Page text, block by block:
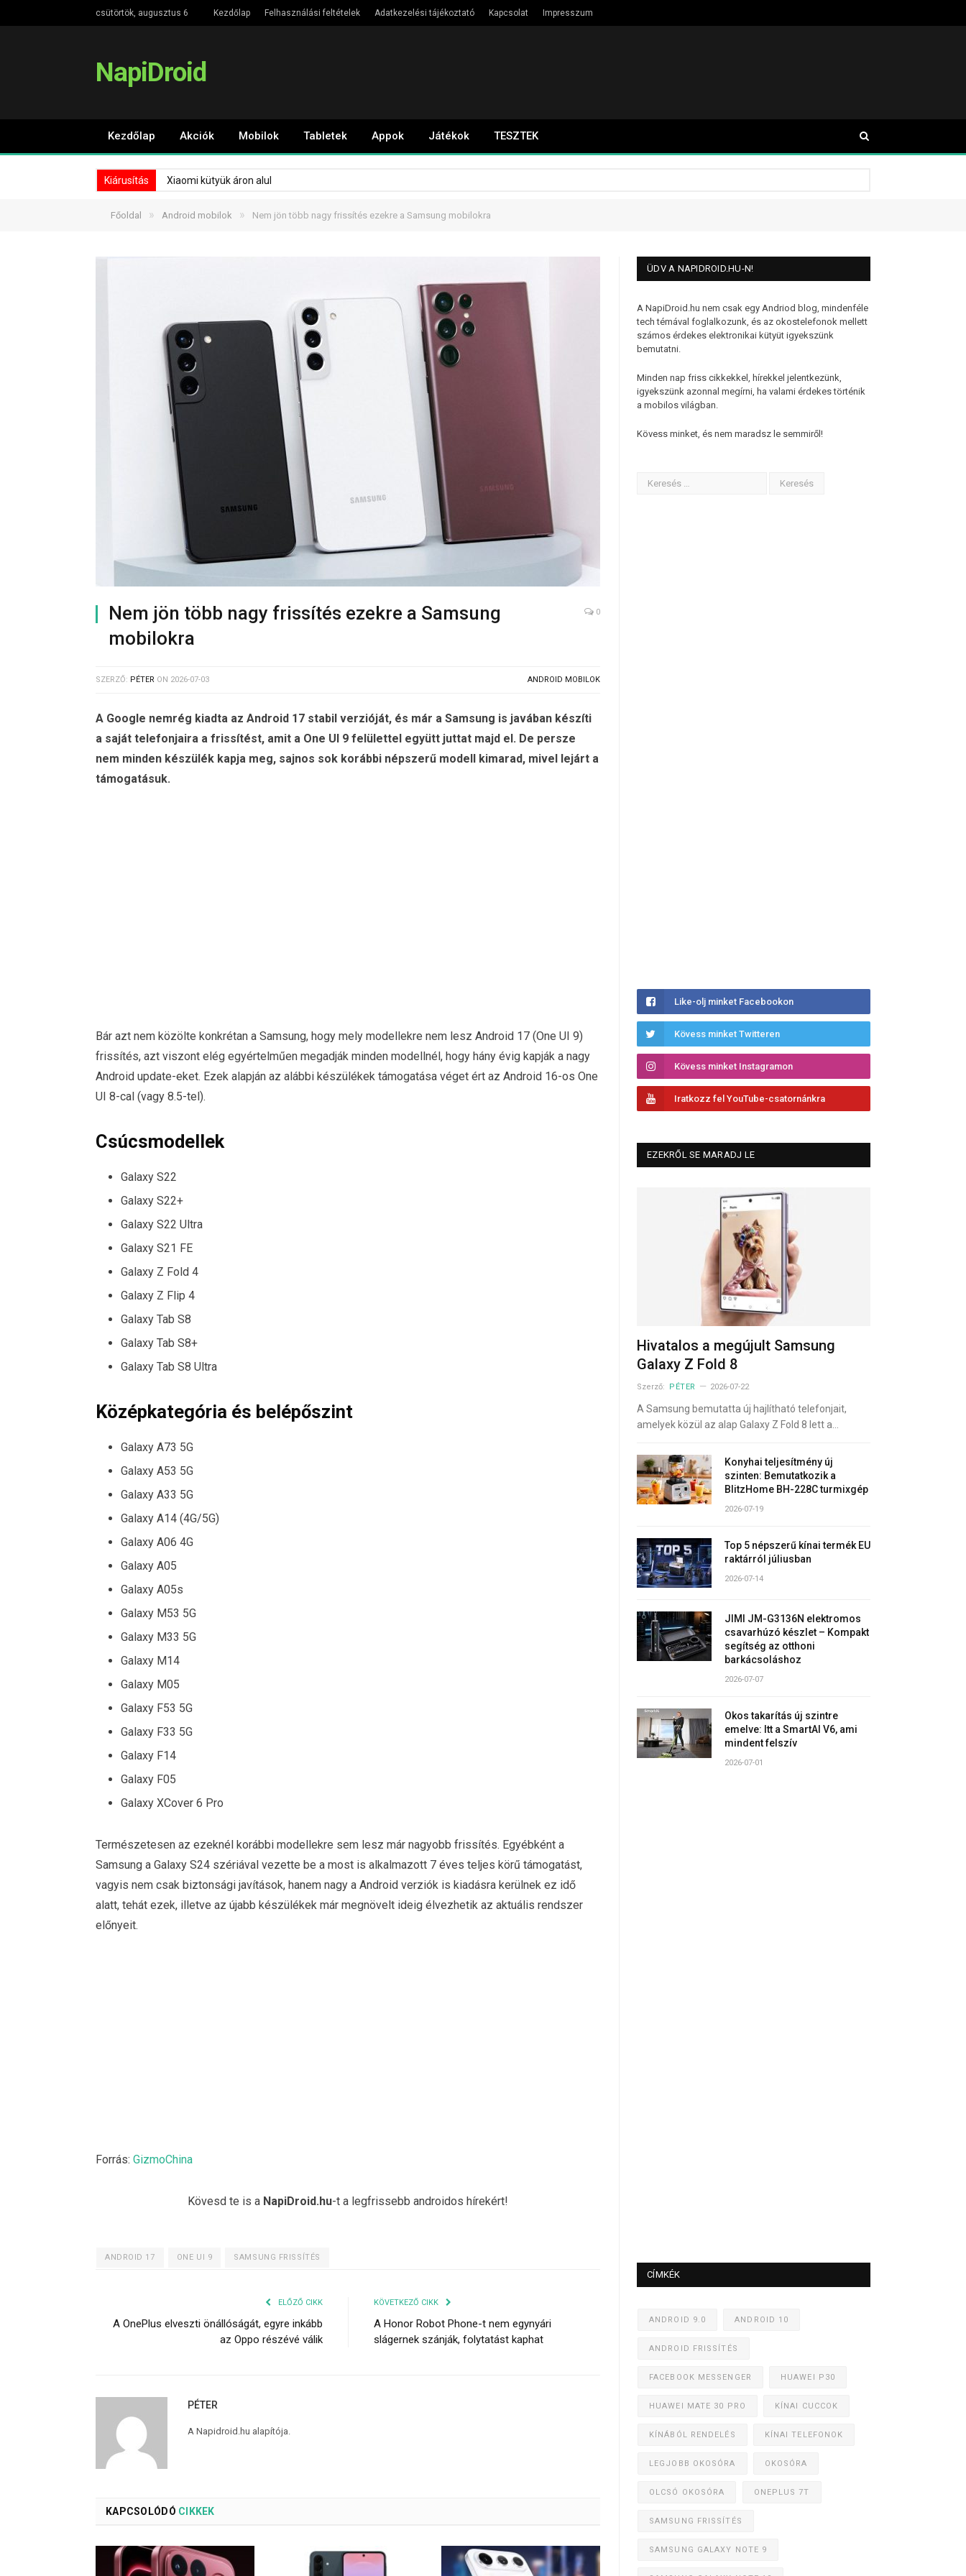
csütörtök, augusztus 6 Kezdőlap Felhasználási feltételek Adatkezelési tájékoztató Kapcsolat Impresszum
NapiDroid
Kezdőlap Akciók Mobilok Tabletek Appok Játékok TESZTEK
Kiárusítás Xiaomi kütyük áron alul
Főoldal » Android mobilok » Nem jön több nagy frissítés ezekre a Samsung mobilokra
Nem jön több nagy frissítés ezekre a Samsung
mobilokra
0
SZERZŐ: PÉTER ON 2026-07-03 ANDROID MOBILOK
A Google nemrég kiadta az Android 17 stabil verzióját, és már a Samsung is javában készíti
a saját telefonjaira a frissítést, amit a One UI 9 felülettel együtt juttat majd el. De persze
nem minden készülék kapja meg, sajnos sok korábbi népszerű modell kimarad, mivel lejárt a
támogatásuk.
Bár azt nem közölte konkrétan a Samsung, hogy mely modellekre nem lesz Android 17 (One UI 9)
frissítés, azt viszont elég egyértelműen megadják minden modellnél, hogy hány évig kapják a nagy
Android update-eket. Ezek alapján az alábbi készülékek támogatása véget ért az Android 16-os One
UI 8-cal (vagy 8.5-tel).
Csúcsmodellek
Galaxy S22
Galaxy S22+
Galaxy S22 Ultra
Galaxy S21 FE
Galaxy Z Fold 4
Galaxy Z Flip 4
Galaxy Tab S8
Galaxy Tab S8+
Galaxy Tab S8 Ultra
Középkategória és belépőszint
Galaxy A73 5G
Galaxy A53 5G
Galaxy A33 5G
Galaxy A14 (4G/5G)
Galaxy A06 4G
Galaxy A05
Galaxy A05s
Galaxy M53 5G
Galaxy M33 5G
Galaxy M14
Galaxy M05
Galaxy F53 5G
Galaxy F33 5G
Galaxy F14
Galaxy F05
Galaxy XCover 6 Pro
Természetesen az ezeknél korábbi modellekre sem lesz már nagyobb frissítés. Egyébként a
Samsung a Galaxy S24 szériával vezette be a most is alkalmazott 7 éves teljes körű támogatást,
vagyis nem csak biztonsági javítások, hanem nagy a Android verziók is kiadásra kerülnek ez idő
alatt, tehát ezek, illetve az újabb készülékek már megnövelt ideig élvezhetik az aktuális rendszer
előnyeit.
Forrás: GizmoChina
Kövesd te is a NapiDroid.hu-t a legfrissebb androidos hírekért!
ANDROID 17 ONE UI 9 SAMSUNG FRISSÍTÉS
ELŐZŐ CIKK
A OnePlus elveszti önállóságát, egyre inkább
az Oppo részévé válik
KÖVETKEZŐ CIKK
A Honor Robot Phone-t nem egynyári
slágernek szánják, folytatást kaphat
PÉTER
A Napidroid.hu alapítója.
KAPCSOLÓDÓ CIKKEK
ÜDV A NAPIDROID.HU-N!
A NapiDroid.hu nem csak egy Andriod blog, mindenféle
tech témával foglalkozunk, és az okostelefonok mellett
számos érdekes elektronikai kütyüt igyekszünk
bemutatni.
Minden nap friss cikkekkel, hírekkel jelentkezünk,
igyekszünk azonnal megírni, ha valami érdekes történik
a mobilos világban.
Kövess minket, és nem maradsz le semmiről!
Like-olj minket Facebookon
Kövess minket Twitteren
Kövess minket Instagramon
Iratkozz fel YouTube-csatornánkra
EZEKRŐL SE MARADJ LE
Hivatalos a megújult Samsung
Galaxy Z Fold 8
Szerző: PÉTER 2026-07-22
A Samsung bemutatta új hajlítható telefonjait,
amelyek közül az alap Galaxy Z Fold 8 lett a…
Konyhai teljesítmény új
szinten: Bemutatkozik a
BlitzHome BH-228C turmixgép
2026-07-19
Top 5 népszerű kínai termék EU
raktárról júliusban
2026-07-14
JIMI JM-G3136N elektromos
csavarhúzó készlet – Kompakt
segítség az otthoni
barkácsoláshoz
2026-07-07
Okos takarítás új szintre
emelve: Itt a SmartAI V6, ami
mindent felszív
2026-07-01
CÍMKÉK
ANDROID 9.0 ANDROID 10
ANDROID FRISSÍTÉS
FACEBOOK MESSENGER HUAWEI P30
HUAWEI MATE 30 PRO KÍNAI CUCCOK
KÍNÁBÓL RENDELÉS KÍNAI TELEFONOK
LEGJOBB OKOSÓRA OKOSÓRA
OLCSÓ OKOSÓRA ONEPLUS 7T
SAMSUNG FRISSÍTÉS
SAMSUNG GALAXY NOTE 9